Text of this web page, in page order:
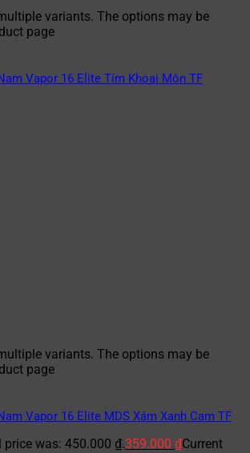
variants. The options may be
page
Vapor 16 Elite Tím Khoai Môn TF
variants. The options may be
page
Vapor 16 Elite MDS Xám Xanh Cam TF
price was: 450.000 ₫.359.000 ₫Current